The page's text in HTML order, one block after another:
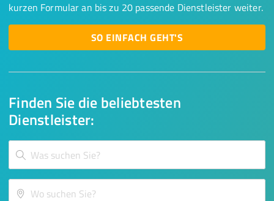
Finden Sie die beliebtesten
Dienstleister:
kurzen Formular an bis zu 20 passende Dienstleister weiter.
SO EINFACH GEHT'S